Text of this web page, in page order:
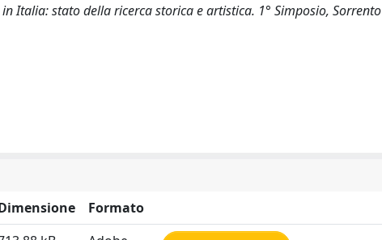
Italia: stato della ricerca storica e artistica. 1° Simposio, Sorrento
Formato